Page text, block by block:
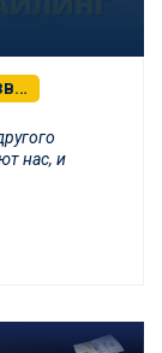
Аутопрофайлинг и Личностное Развитие
нас, и